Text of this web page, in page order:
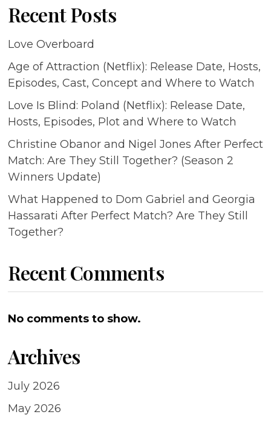
Recent Posts
Love Overboard
Age of Attraction (Netflix): Release Date, Hosts,
Episodes, Cast, Concept and Where to Watch
Love Is Blind: Poland (Netflix): Release Date,
Hosts, Episodes, Plot and Where to Watch
Christine Obanor and Nigel Jones After Perfect
Match: Are They Still Together? (Season 2
Winners Update)
What Happened to Dom Gabriel and Georgia
Hassarati After Perfect Match? Are They Still
Together?
Recent Comments
No comments to show.
Archives
July 2026
May 2026